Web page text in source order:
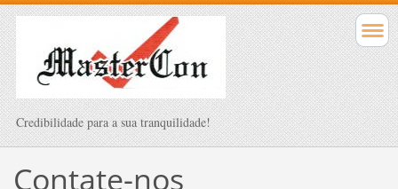
Credibilidade para a sua tranquilidade!
Contate-nos